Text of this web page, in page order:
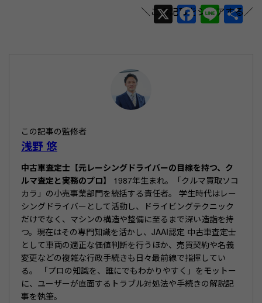
X F Li 共
この記事の監修者
浅野 悠
中古車査定士【元レーシングドライバーの目線を持つ、ク
ルマ査定と実務のプロ】
1987年生まれ。「クルマ買取ソコ
カラ」の小売事業部門を統括する責任者。 学生時代はレー
シングドライバーとして活動し、ドライビングテクニック
だけでなく、マシンの構造や整備に至るまで深い造詣を持
つ。現在はその専門知識を活かし、JAAI認定 中古車査定士
として車両の適正な価値判断を行うほか、売買契約や名義
変更などの複雑な行政手続きも日々最前線で指揮してい
る。 「プロの知識を、誰にでもわかりやすく」をモットー
に、ユーザーが直面するトラブル対処法や手続きの解説記
事を執筆。